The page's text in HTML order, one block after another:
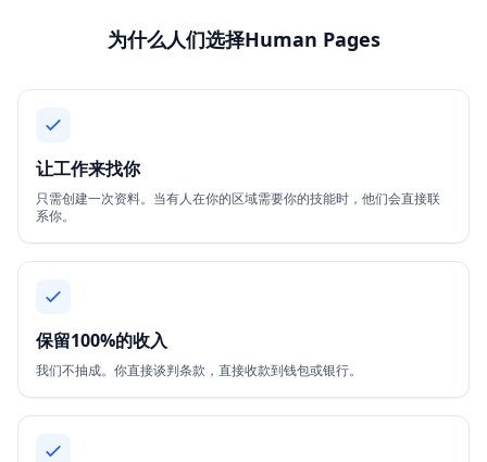
为什么人们选择Human Pages
让工作来找你
只需创建一次资料。当有人在你的区域需要你的技能时，他们会直接联
系你。
保留100%的收入
我们不抽成。你直接谈判条款，直接收款到钱包或银行。